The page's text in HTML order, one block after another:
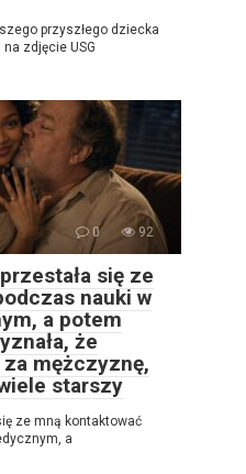
przyszłego dziecka
zdjęcie USG
0 92
się ze
nauki w
a potem
że
mężczyznę,
starszy
ze mną kontaktować
a